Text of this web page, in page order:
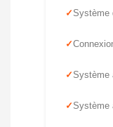
Système
Système
Système